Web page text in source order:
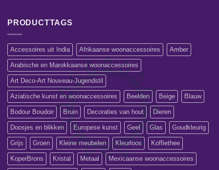
PRODUCTTAGS
Accessoires uit India Afrikaanse woonaccessoires Amber
Arabische en Marokkaanse woonaccessoires
Art Deco-Art Nouveau-Jugendstil
Aziatische kunst en woonaccessoires Beelden Beige Blauw
Bodour Boudoir Bruin Decoraties van hout Dieren
Doosjes en blikken Europese kunst Geel Glas Goudkleurig
Grijs Groen Kleine meubelen Kleurloos Koffiethee
KoperBrons Kristal Metaal Mexicaanse woonaccessoires